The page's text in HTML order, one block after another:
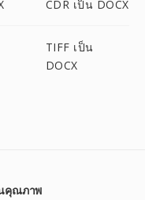
CDR เป็น DOCX
TIFF เป็น
DOCX
นคุณภาพ